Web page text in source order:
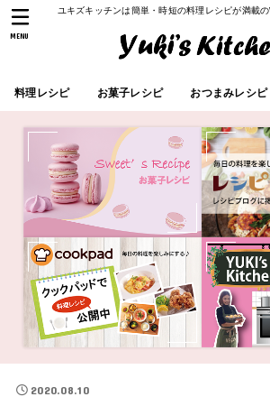
ユキズキッチンは簡単・時短の料理レシピが満載
料理レシピ お菓子レシピ おつまみレシピ
MENU
2020.08.10